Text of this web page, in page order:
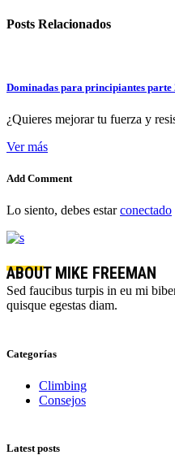
Posts Relacionados
Dominadas para principiantes parte
¿Quieres mejorar tu fuerza y
Ver más
Add Comment
Lo siento, debes estarconectado
ABOUT MIKE FREEMAN
Sed faucibus turpis in eu mi
quisque egestas diam.
Categorías
Climbing
Consejos
Latest posts